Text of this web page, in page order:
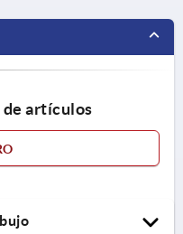
artículos